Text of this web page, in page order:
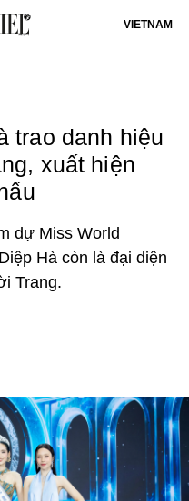
VIETNAM
trao danh hiệu
xuất hiện
dự Miss World
Hà còn là đại diện
Trang.